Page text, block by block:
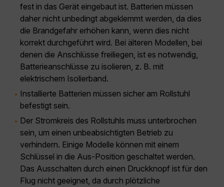
fest in das Gerät eingebaut ist. Batterien müssen
daher nicht unbedingt abgeklemmt werden, da dies
die Brandgefahr erhöhen kann, wenn dies nicht
korrekt durchgeführt wird. Bei älteren Modellen, bei
denen die Anschlüsse freiliegen, ist es notwendig,
Batterieanschlüsse zu isolieren, z. B. mit
elektrischem Isolierband.
Installierte Batterien müssen sicher am Rollstuhl
befestigt sein.
Der Stromkreis des Rollstuhls muss unterbrochen
sein, um einen unbeabsichtigten Betrieb zu
verhindern. Einige Modelle können mit einem
Schlüssel in die Aus-Position geschaltet werden.
Das Ausschalten durch einen Druckknopf ist für den
Flug nicht geeignet, da durch plötzliche